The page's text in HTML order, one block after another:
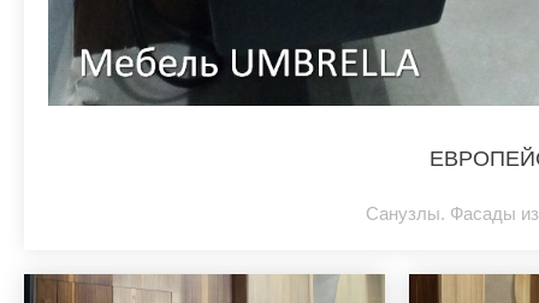
Санузлы. Фасады из